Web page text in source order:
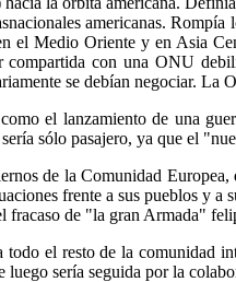
americanas.
el Medio Oriente y en Asia
con una ONU
se debían negociar.
el lanzamiento de una
sólo pasajero, ya que el
de la Comunidad
frente a sus pueblos y a
de "la gran Armada"
el resto de la comunidad
sería seguida por la